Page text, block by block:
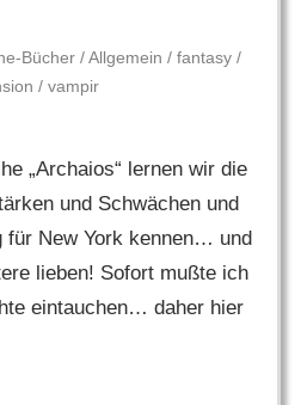
Bücher /Allgemein / fantasy /
/ vampir
„Archaios“ lernen wir die
und Schwächen und
für New York kennen… und
lieben! Sofort mußte ich
eintauchen… daher hier